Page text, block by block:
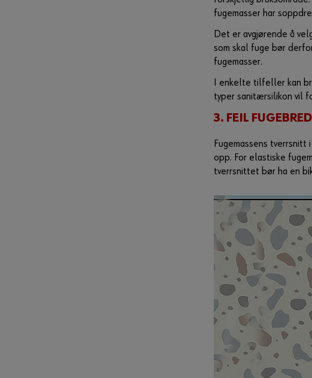
fugemasser har
Det er avgjørende å
som skal fuge bør
fugemasser.
I enkelte tilfeller kan
typer sanitærsilikon vil
3. FEIL
Fugemassens
opp. For elastiske
tverrsnittet bør ha en